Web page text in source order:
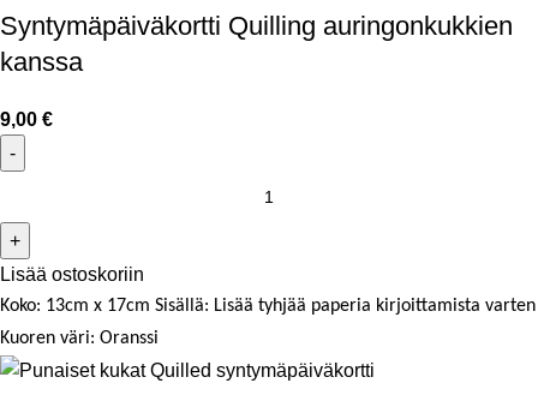
Syntymäpäiväkortti Quilling auringonkukkien
kanssa
9,00 €
Lisää ostoskoriin
Koko: 13cm x 17cm Sisällä: Lisää tyhjää paperia kirjoittamista varten
Kuoren väri: Oranssi